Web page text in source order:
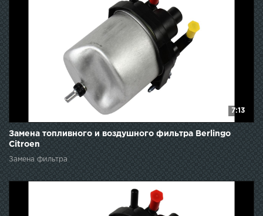
7:13
Замена топливного и воздушного фильтра Berlingo
Citroen
Замена фильтра